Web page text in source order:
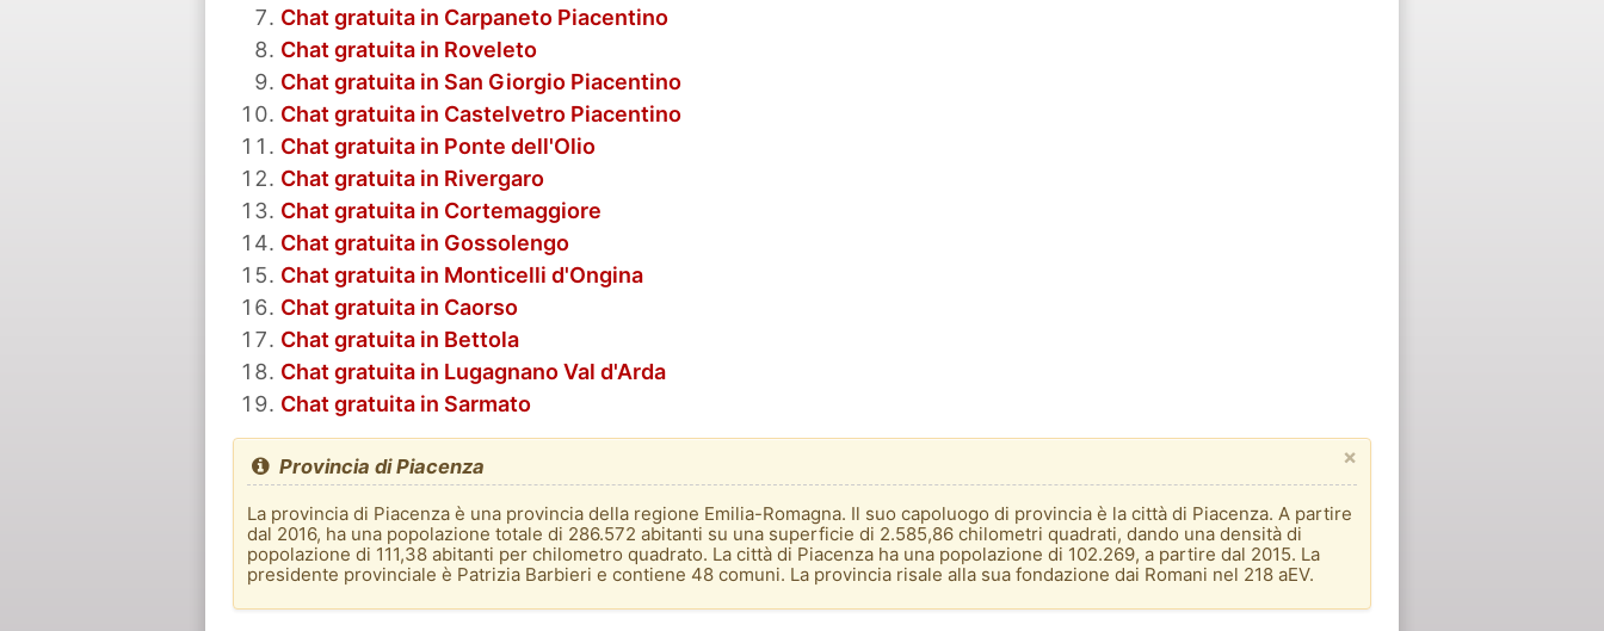
Chat gratuita in Carpaneto Piacentino
Chat gratuita in Roveleto
Chat gratuita in San Giorgio Piacentino
Chat gratuita in Castelvetro Piacentino
Chat gratuita in Ponte dell'Olio
Chat gratuita in Rivergaro
Chat gratuita in Cortemaggiore
Chat gratuita in Gossolengo
Chat gratuita in Monticelli d'Ongina
Chat gratuita in Caorso
Chat gratuita in Bettola
Chat gratuita in Lugagnano Val d'Arda
Chat gratuita in Sarmato
×
Provincia di Piacenza
La provincia di Piacenza è una provincia della regione Emilia-Romagna. Il suo capoluogo di provincia è la città di Piacenza. A partire
dal 2016, ha una popolazione totale di 286.572 abitanti su una superficie di 2.585,86 chilometri quadrati, dando una densità di
popolazione di 111,38 abitanti per chilometro quadrato. La città di Piacenza ha una popolazione di 102.269, a partire dal 2015. La
presidente provinciale è Patrizia Barbieri e contiene 48 comuni. La provincia risale alla sua fondazione dai Romani nel 218 aEV.